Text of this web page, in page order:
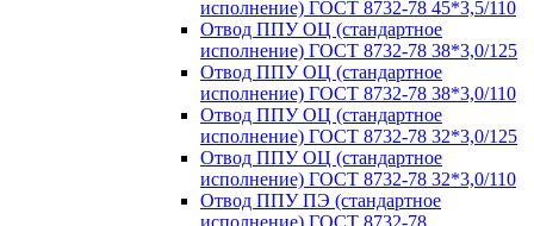
исполнение) ГОСТ 8732-78 45*3,5/110
Отвод ППУ ОЦ (стандартное
исполнение) ГОСТ 8732-78 38*3,0/125
Отвод ППУ ОЦ (стандартное
исполнение) ГОСТ 8732-78 38*3,0/110
Отвод ППУ ОЦ (стандартное
исполнение) ГОСТ 8732-78 32*3,0/125
Отвод ППУ ОЦ (стандартное
исполнение) ГОСТ 8732-78 32*3,0/110
Отвод ППУ ПЭ (стандартное
исполнение) ГОСТ 8732-78